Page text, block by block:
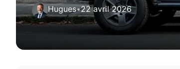
Hugues•22 avril 2026